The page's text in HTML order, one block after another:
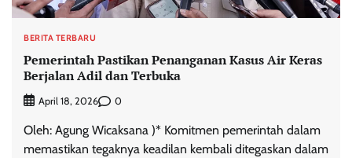
BERITA TERBARU
Pemerintah Pastikan Penanganan Kasus Air Keras
Berjalan Adil dan Terbuka
April 18, 2026 0
Oleh: Agung Wicaksana )* Komitmen pemerintah dalam
memastikan tegaknya keadilan kembali ditegaskan dalam